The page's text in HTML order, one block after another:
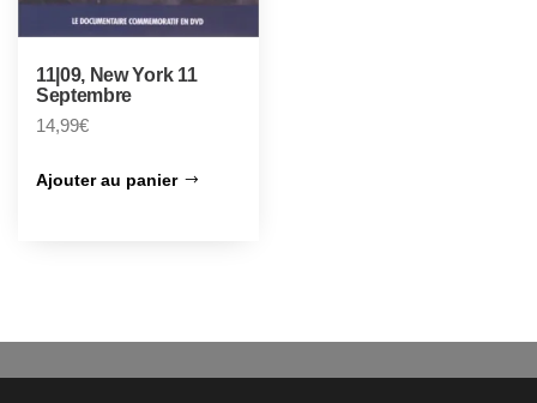
11|09, New York 11
Septembre
14,99€
Ajouter au panier